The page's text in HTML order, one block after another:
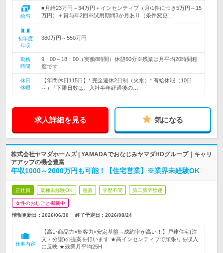
給与
■月給23万円～34万円＋インセンティブ（月/1件につき5万円～15
万円）＋賞与年2回※試用期間3か月あり（条件変更…
初年度
年収
380万円～550万円
勤務
時間
9：00～18：00（実働8時間）休憩60分※残業は月平均20時間程
度です
休日
休暇
【年間休日115日】* 完全週休2日制（火水）* 有給休暇（10日
～）└下限日数は、入社半年経過後の…
求人詳細を見る 気になる
株式会社ヤマダホームズ | YAMADAでおなじみヤマダHDグループ｜キャリ
アアップの機会豊富
年収1000～2000万円も可能！【住宅営業】※業界未経験OK
正社員 業種未経験OK 急募 学歴不問 第二新卒歓迎
女性のおしごと掲載中
情報更新日：2026/06/30 終了予定日： 2026/08/24
仕事内容
【高い商品力×集客力×安定基盤→成約率が高い！】戸建住宅(注
文・分譲)の提案を行います ★高インセンティブで頑張りを収入
に反映 ★残業月平均25H